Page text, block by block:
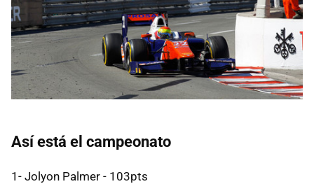
Así está el campeonato
1- Jolyon Palmer - 103pts